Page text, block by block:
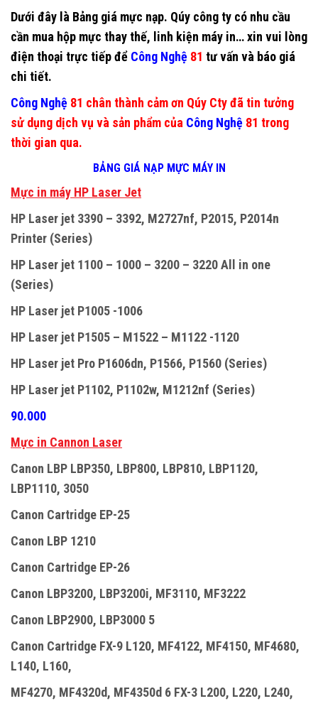
Dưới đây là Bảng giá mực nạp. Qúy công ty có nhu cầu
cần mua hộp mực thay thế, linh kiện máy in… xin vui lòng
điện thoại trực tiếp để Công Nghệ 81 tư vấn và báo giá
chi tiết.
Công Nghệ 81 chân thành cảm ơn Qúy Cty đã tin tưởng
sử dụng dịch vụ và sản phẩm của Công Nghệ 81 trong
thời gian qua.
BẢNG GIÁ NẠP MỰC MÁY IN
Mực in máy HP Laser Jet
HP Laser jet 3390 – 3392, M2727nf, P2015, P2014n
Printer (Series)
HP Laser jet 1100 – 1000 – 3200 – 3220 All in one
(Series)
HP Laser jet P1005 -1006
HP Laser jet P1505 – M1522 – M1122 -1120
HP Laser jet Pro P1606dn, P1566, P1560 (Series)
HP Laser jet P1102, P1102w, M1212nf (Series)
90.000
Mực in Cannon Laser
Canon LBP LBP350, LBP800, LBP810, LBP1120,
LBP1110, 3050
Canon Cartridge EP-25
Canon LBP 1210
Canon Cartridge EP-26
Canon LBP3200, LBP3200i, MF3110, MF3222
Canon LBP2900, LBP3000 5
Canon Cartridge FX-9 L120, MF4122, MF4150, MF4680,
L140, L160,
MF4270, MF4320d, MF4350d 6 FX-3 L200, L220, L240,